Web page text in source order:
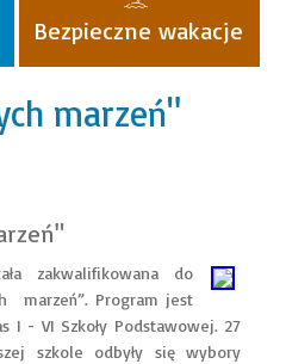
Bezpieczne wakacje
marzeń"
zakwalifikowana do
marzeń”. Program jest
I - VI Szkoły Podstawowej. 27
szkole odbyły się wybory